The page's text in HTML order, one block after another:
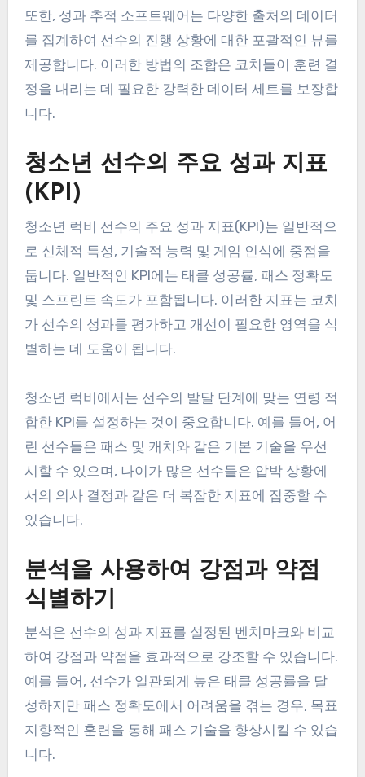
또한, 성과 추적 소프트웨어는 다양한 출처의 데이터
를 집계하여 선수의 진행 상황에 대한 포괄적인 뷰를
제공합니다. 이러한 방법의 조합은 코치들이 훈련 결
정을 내리는 데 필요한 강력한 데이터 세트를 보장합
니다.
청소년 선수의 주요 성과 지표
(KPI)
청소년 럭비 선수의 주요 성과 지표(KPI)는 일반적으
로 신체적 특성, 기술적 능력 및 게임 인식에 중점을
둡니다. 일반적인 KPI에는 태클 성공률, 패스 정확도
및 스프린트 속도가 포함됩니다. 이러한 지표는 코치
가 선수의 성과를 평가하고 개선이 필요한 영역을 식
별하는 데 도움이 됩니다.
청소년 럭비에서는 선수의 발달 단계에 맞는 연령 적
합한 KPI를 설정하는 것이 중요합니다. 예를 들어, 어
린 선수들은 패스 및 캐치와 같은 기본 기술을 우선
시할 수 있으며, 나이가 많은 선수들은 압박 상황에
서의 의사 결정과 같은 더 복잡한 지표에 집중할 수
있습니다.
분석을 사용하여 강점과 약점
식별하기
분석은 선수의 성과 지표를 설정된 벤치마크와 비교
하여 강점과 약점을 효과적으로 강조할 수 있습니다.
예를 들어, 선수가 일관되게 높은 태클 성공률을 달
성하지만 패스 정확도에서 어려움을 겪는 경우, 목표
지향적인 훈련을 통해 패스 기술을 향상시킬 수 있습
니다.